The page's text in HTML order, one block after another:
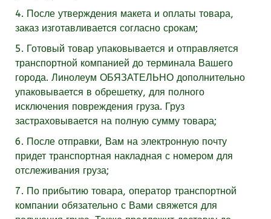
4. После утверждения макета и оплаты товара,
заказ изготавливается согласно срокам;
5. Готовый товар упаковывается и отправляется
транспортной компанией до терминала Вашего
города. Линолеум ОБЯЗАТЕЛЬНО дополнительно
упаковывается в обрешетку, для полного
исключения повреждения груза. Груз
застраховывается на полную сумму товара;
6. После отправки, Вам на электронную почту
придет транспортная накладная с номером для
отслеживания груза;
7. По прибытию товара, оператор транспортной
компании обязательно с Вами свяжется для